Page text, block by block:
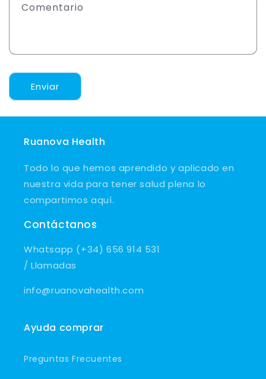
Comentario
Enviar
Ruanova Health
Todo lo que hemos aprendido y aplicado en
nuestra vida para tener salud plena lo
compartimos aquí.
Contáctanos
Whatsapp (+34) 656 914 531
/ Llamadas
info@ruanovahealth.com
Ayuda comprar
Preguntas Frecuentes